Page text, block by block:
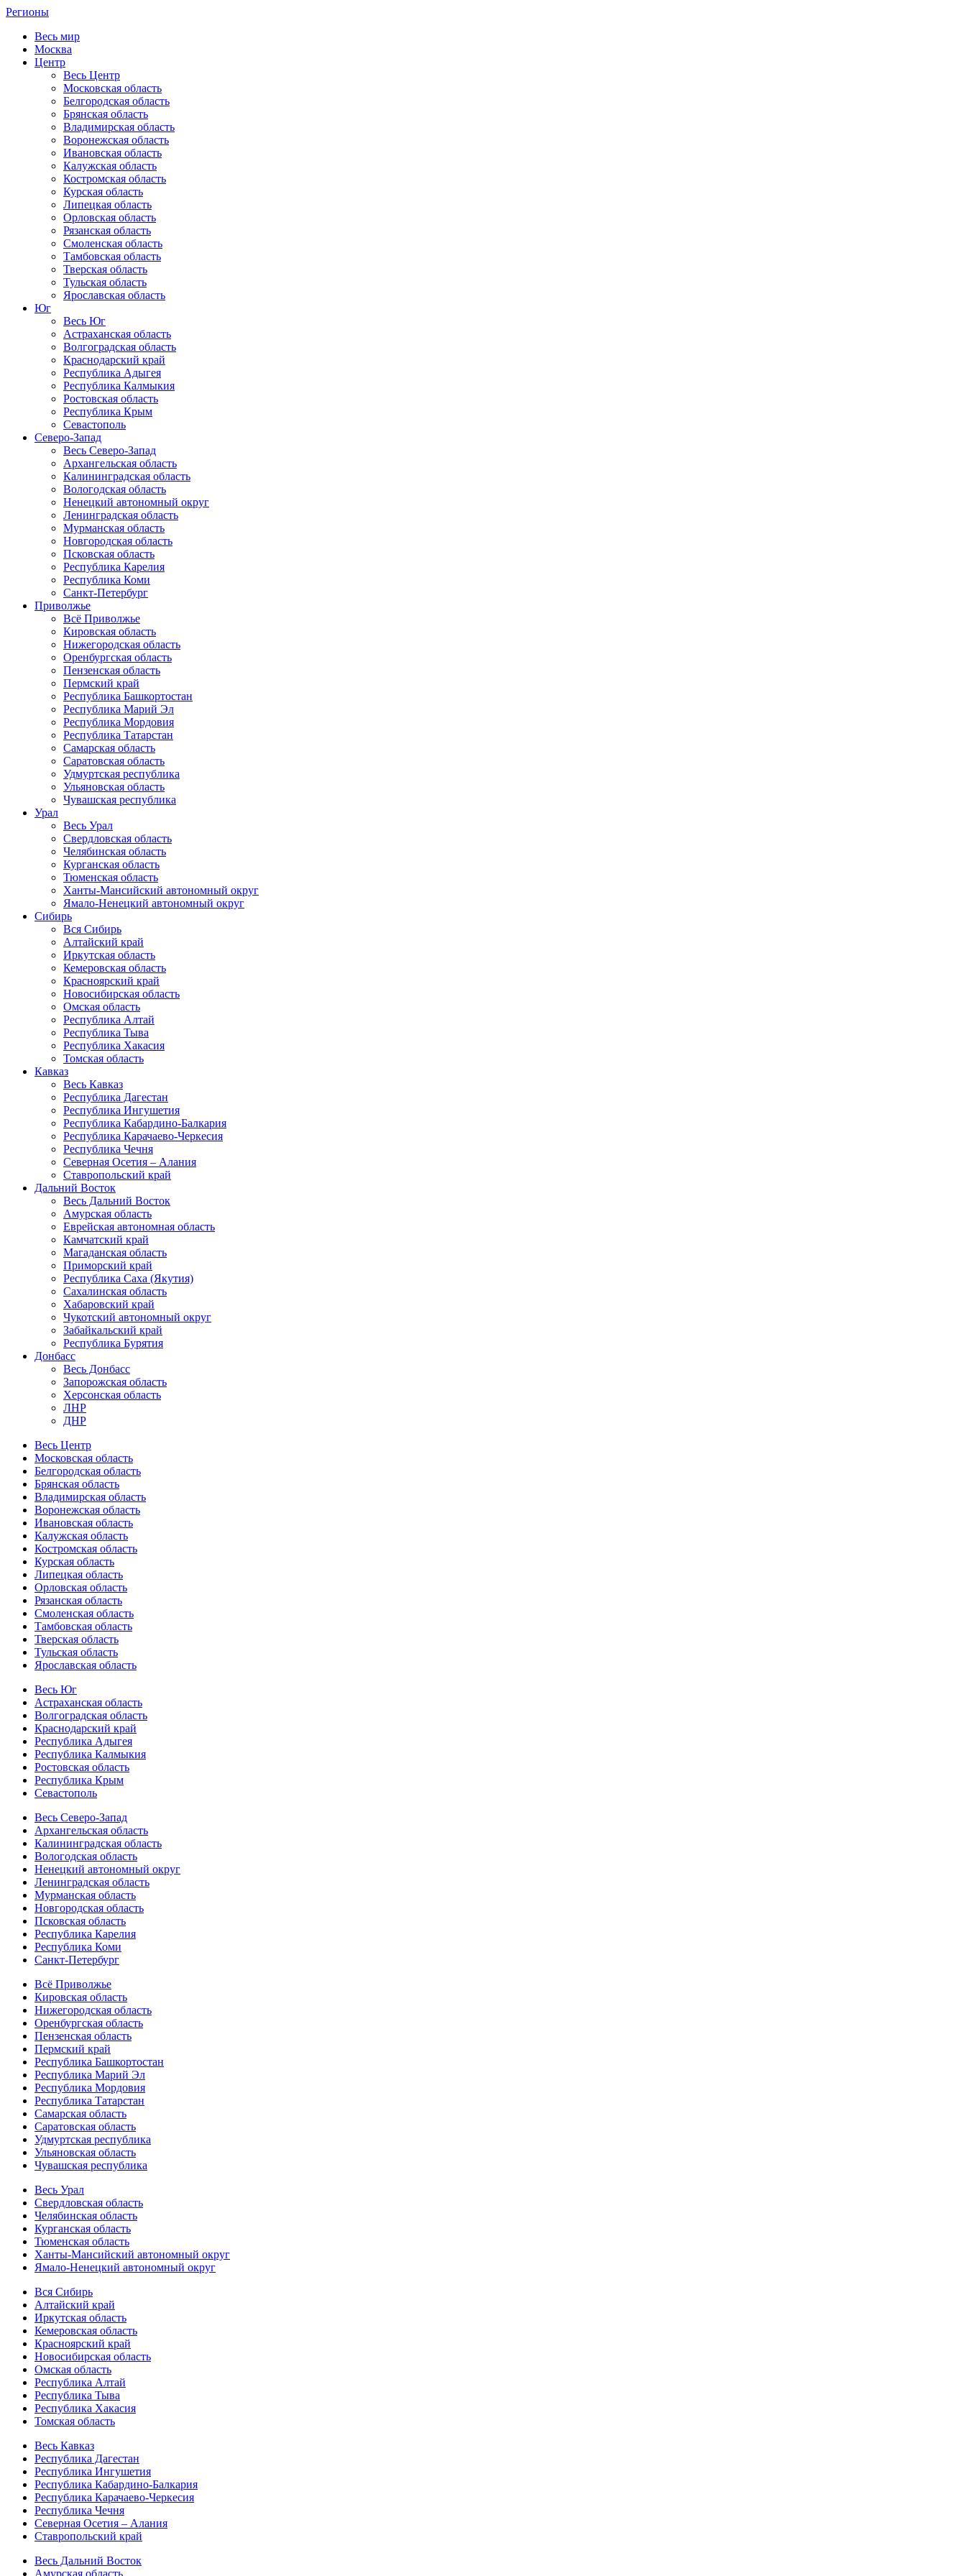
Регионы
Весь мир
Москва
Центр
Весь Центр
Московская область
Белгородская область
Брянская область
Владимирская область
Воронежская область
Ивановская область
Калужская область
Костромская область
Курская область
Липецкая область
Орловская область
Рязанская область
Смоленская область
Тамбовская область
Тверская область
Тульская область
Ярославская область
Юг
Весь Юг
Астраханская область
Волгоградская область
Краснодарский край
Республика Адыгея
Республика Калмыкия
Ростовская область
Республика Крым
Севастополь
Северо-Запад
Весь Северо-Запад
Архангельская область
Калининградская область
Вологодская область
Ненецкий автономный округ
Ленинградская область
Мурманская область
Новгородская область
Псковская область
Республика Карелия
Республика Коми
Санкт-Петербург
Приволжье
Всё Приволжье
Кировская область
Нижегородская область
Оренбургская область
Пензенская область
Пермский край
Республика Башкортостан
Республика Марий Эл
Республика Мордовия
Республика Татарстан
Самарская область
Саратовская область
Удмуртская республика
Ульяновская область
Чувашская республика
Урал
Весь Урал
Свердловская область
Челябинская область
Курганская область
Тюменская область
Ханты-Мансийский автономный округ
Ямало-Ненецкий автономный округ
Сибирь
Вся Сибирь
Алтайский край
Иркутская область
Кемеровская область
Красноярский край
Новосибирская область
Омская область
Республика Алтай
Республика Тыва
Республика Хакасия
Томская область
Кавказ
Весь Кавказ
Республика Дагестан
Республика Ингушетия
Республика Кабардино-Балкария
Республика Карачаево-Черкесия
Республика Чечня
Северная Осетия – Алания
Ставропольский край
Дальний Восток
Весь Дальний Восток
Амурская область
Еврейская автономная область
Камчатский край
Магаданская область
Приморский край
Республика Саха (Якутия)
Сахалинская область
Хабаровский край
Чукотский автономный округ
Забайкальский край
Республика Бурятия
Донбасс
Весь Донбасс
Запорожская область
Херсонская область
ЛНР
ДНР
Весь Центр
Московская область
Белгородская область
Брянская область
Владимирская область
Воронежская область
Ивановская область
Калужская область
Костромская область
Курская область
Липецкая область
Орловская область
Рязанская область
Смоленская область
Тамбовская область
Тверская область
Тульская область
Ярославская область
Весь Юг
Астраханская область
Волгоградская область
Краснодарский край
Республика Адыгея
Республика Калмыкия
Ростовская область
Республика Крым
Севастополь
Весь Северо-Запад
Архангельская область
Калининградская область
Вологодская область
Ненецкий автономный округ
Ленинградская область
Мурманская область
Новгородская область
Псковская область
Республика Карелия
Республика Коми
Санкт-Петербург
Всё Приволжье
Кировская область
Нижегородская область
Оренбургская область
Пензенская область
Пермский край
Республика Башкортостан
Республика Марий Эл
Республика Мордовия
Республика Татарстан
Самарская область
Саратовская область
Удмуртская республика
Ульяновская область
Чувашская республика
Весь Урал
Свердловская область
Челябинская область
Курганская область
Тюменская область
Ханты-Мансийский автономный округ
Ямало-Ненецкий автономный округ
Вся Сибирь
Алтайский край
Иркутская область
Кемеровская область
Красноярский край
Новосибирская область
Омская область
Республика Алтай
Республика Тыва
Республика Хакасия
Томская область
Весь Кавказ
Республика Дагестан
Республика Ингушетия
Республика Кабардино-Балкария
Республика Карачаево-Черкесия
Республика Чечня
Северная Осетия – Алания
Ставропольский край
Весь Дальний Восток
Амурская область